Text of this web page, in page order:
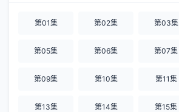
第01集 第02集 第03集
第05集 第06集 第07集
第09集 第10集 第11集
第13集 第14集 第15集